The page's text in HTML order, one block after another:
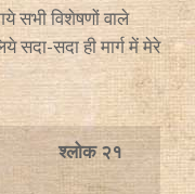
सभी विशेषणों वाले
सदा-सदा ही मार्ग में मेरे
श्लोक २१